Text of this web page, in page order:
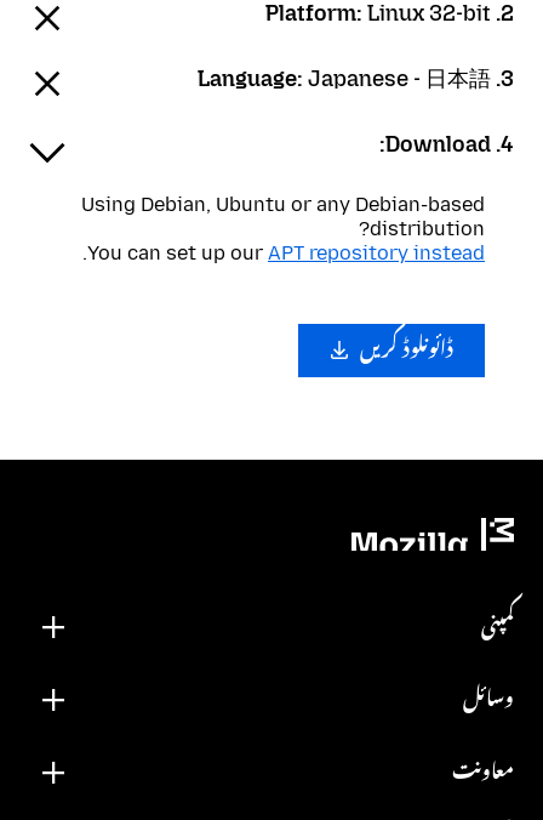
2. Platform:
Linux 32-bit
3. Language:
Japanese - 日本語
4. Download:
Using Debian, Ubuntu or any Debian-based
distribution?
You can set up our APT repository instead
.
ڈائونلوڈ کریں
کمپنی
وسائل
معاونت